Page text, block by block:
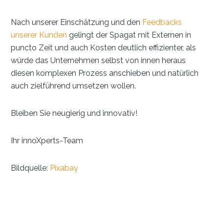
Nach unserer Einschätzung und den Feedbacks
unserer Kunden gelingt der Spagat mit Externen in
puncto Zeit und auch Kosten deutlich effizienter, als
würde das Unternehmen selbst von innen heraus
diesen komplexen Prozess anschieben und natürlich
auch zielführend umsetzen wollen.
Bleiben Sie neugierig und innovativ!
Ihr innoXperts-Team
Bildquelle: Pixabay